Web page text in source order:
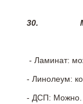
30.
- Ламинат:
- Линолеум:
- ДСП: Можно.